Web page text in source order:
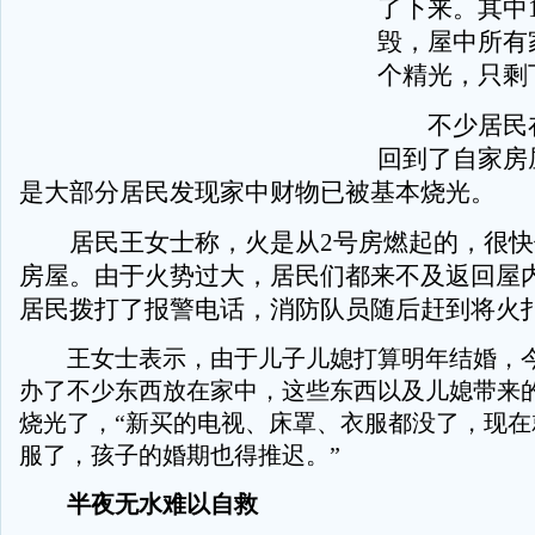
了下来。其
毁，屋中所
个精光，只
不少居民
回到了自家
是大部分居民发现家中财物已被基本烧光。
居民王女士称，火是从2号房燃起的，很快
房屋。由于火势过大，居民们都来不及返回屋
居民拨打了报警电话，消防队员随后赶到将火
王女士表示，由于儿子儿媳打算明年结婚，
办了不少东西放在家中，这些东西以及儿媳带来
烧光了，“新买的电视、床罩、衣服都没了，现
服了，孩子的婚期也得推迟。”
半夜无水难以自救